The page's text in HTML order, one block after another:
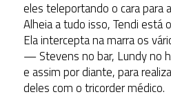
eles teleportando o cara para
Alheia a tudo isso, Tendi está
Ela intercepta na marra os
— Stevens no bar, Lundy no
e assim por diante, para
deles com o tricorder médico.